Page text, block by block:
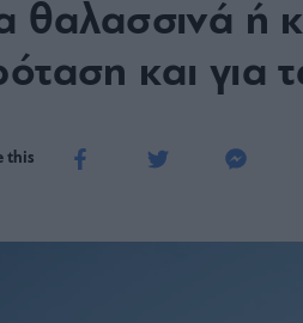
θαλασσινά ή
και για
this